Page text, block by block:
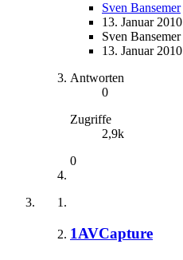
Sven Bansemer
13. Januar 2010
Sven Bansemer
13. Januar 2010
Antworten
0
Zugriffe
2,9k
0
1AVCapture